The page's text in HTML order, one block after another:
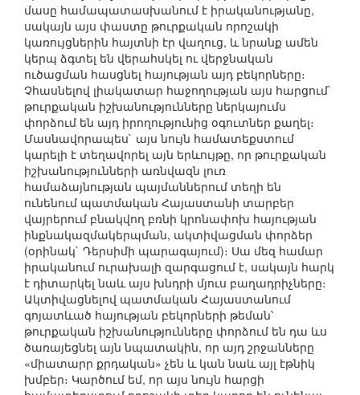
մասը համապատասխանում է իրականությանը,
սակայն այս փաստը թուրքական որոշակի
կառույցներին հայտնի էր վաղուց, և նրանք ամեն
կերպ ձգտել են վերահսկել ու վերջնական
ուծացման հասցնել հայության այդ բեկորները։
Չհասնելով լիակատար հաջողության այս հարցում`
թուրքական իշխանությունները ներկայումս
փորձում են այդ իրողությունից օգուտներ քաղել։
Մասնավորապես` այս նույն համատեքստում
կարելի է տեղավորել այն երևույթը, որ թուրքական
իշխանությունների առնվազն լուռ
համաձայնության պայմաններում տեղի են
ունենում պատմական Հայաստանի տարբեր
վայրերում բնակվող բռնի կրոնափոխ հայության
ինքնակազմակերպման, ակտիվացման փորձեր
(օրինակ` Դերսիմի պարագայում)։ Սա մեզ համար
իրականում ուրախալի զարգացում է, սակայն հարկ
է դիտարկել նաև այս խնդրի մյուս բաղադրիչները։
Ակտիվացնելով պատմական Հայաստանում
գոյատևած հայության բեկորների թեման՝
թուրքական իշխանությունները փորձում են դա ևս
ծառայեցնել այն նպատակին, որ այդ շրջանները
«միատարր քրդական» չեն և կան նաև այլ էթնիկ
խմբեր։ Կարծում եմ, որ այս նույն հարցի